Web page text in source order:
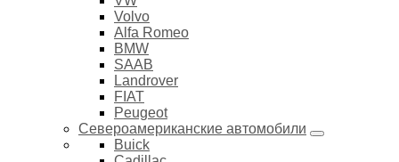
Volvo
Alfa Romeo
BMW
SAAB
Landrover
FIAT
Peugeot
Североамериканские автомобили
Buick